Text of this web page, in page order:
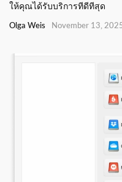
ให้คุณได้รับบริการทีดีทีสุด
Olga Weis November 13,